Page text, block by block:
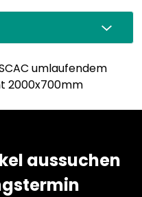
umlaufendem
2000x700mm
aussuchen